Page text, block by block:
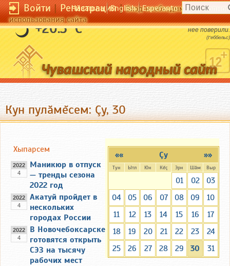
Войти|Регистрация|Вход необходим для
использования сайта
Чӑвашла English Esperanto
+20.3 °C
Ложь должна быть чудовищной, чтобы в
нее поверили.
(Геббельс)
Кун пулăмĕсем: Çу, 30
»»
«« Çу
Тун Ытл Юн Кĕç Эрн Шăм Выр
01 02
03
04
05 06 07 08 09
10
11
12 13 14 15 16
17
18
19 20 21 22 23
24
25
26 27 28 29 30 31
Хыпарсем
2022
4
Маникюр в отпуск
— тренды сезона
2022 год
2022
4
Акатуй пройдет в
нескольких
городах России
2022
4
В Новочебоксарске
готовятся открыть
СЭЗ на тысячу
рабочих мест